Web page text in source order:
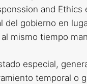
and
gobierno en
mismo tiempo
especial,
temporal o